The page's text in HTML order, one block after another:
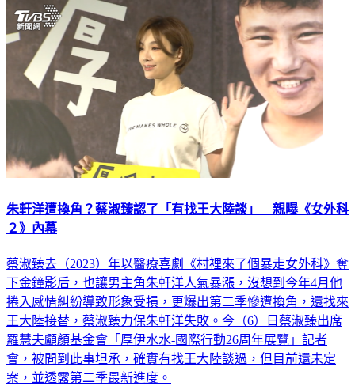
朱軒洋遭換角？蔡淑臻認了「有找王大陸談」 親曝《女外科
２》內幕
蔡淑臻去（2023）年以醫療喜劇《村裡來了個暴走女外科》奪
下金鐘影后，也讓男主角朱軒洋人氣暴漲，沒想到今年4月他
捲入感情糾紛導致形象受損，更爆出第二季慘遭換角，還找來
王大陸接替，蔡淑臻力保朱軒洋失敗。今（6）日蔡淑臻出席
羅慧夫顱顏基金會「厚伊水水-國際行動26周年展覽」記者
會，被問到此事坦承，確實有找王大陸談過，但目前還未定
案，並透露第二季最新進度。